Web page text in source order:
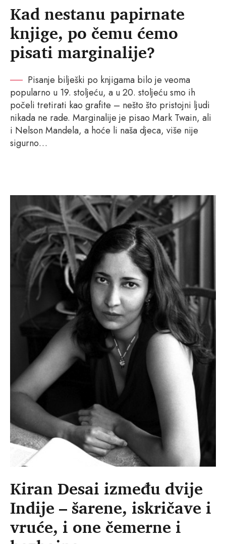
Kad nestanu papirnate
knjige, po čemu ćemo
pisati marginalije?
Pisanje bilješki po knjigama bilo je veoma
popularno u 19. stoljeću, a u 20. stoljeću smo ih
počeli tretirati kao grafite – nešto što pristojni ljudi
nikada ne rade. Marginalije je pisao Mark Twain, ali
i Nelson Mandela, a hoće li naša djeca, više nije
sigurno…
Kiran Desai između dvije
Indije – šarene, iskričave i
vruće, i one čemerne i